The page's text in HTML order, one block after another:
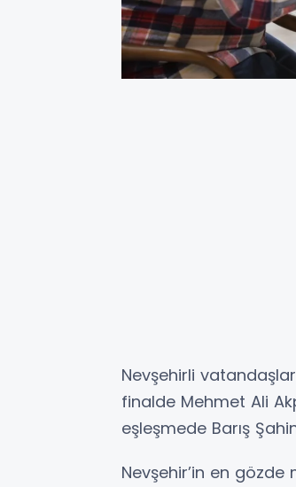
Nevşehirli
finalde Mehmet Ali
eşleşmede Barış
Nevşehir’in en